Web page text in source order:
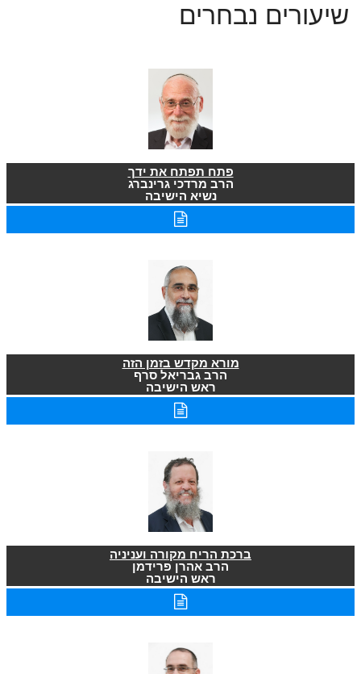
שיעורים נבחרים
פתח תפתח את ידך
הרב מרדכי גרינברג
נשיא הישיבה
מורא מקדש בזמן הזה
הרב גבריאל סרף
ראש הישיבה
ברכת הריח מקורה ועניניה
הרב אהרן פרידמן
ראש הישיבה